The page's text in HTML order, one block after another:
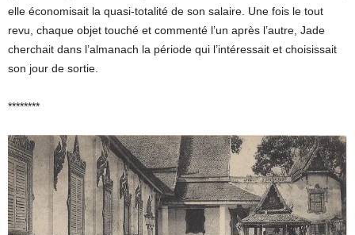
elle économisait la quasi-totalité de son salaire. Une fois le tout
revu, chaque objet touché et commenté l’un après l’autre, Jade
cherchait dans l’almanach la période qui l’intéressait et choisissait
son jour de sortie.
********